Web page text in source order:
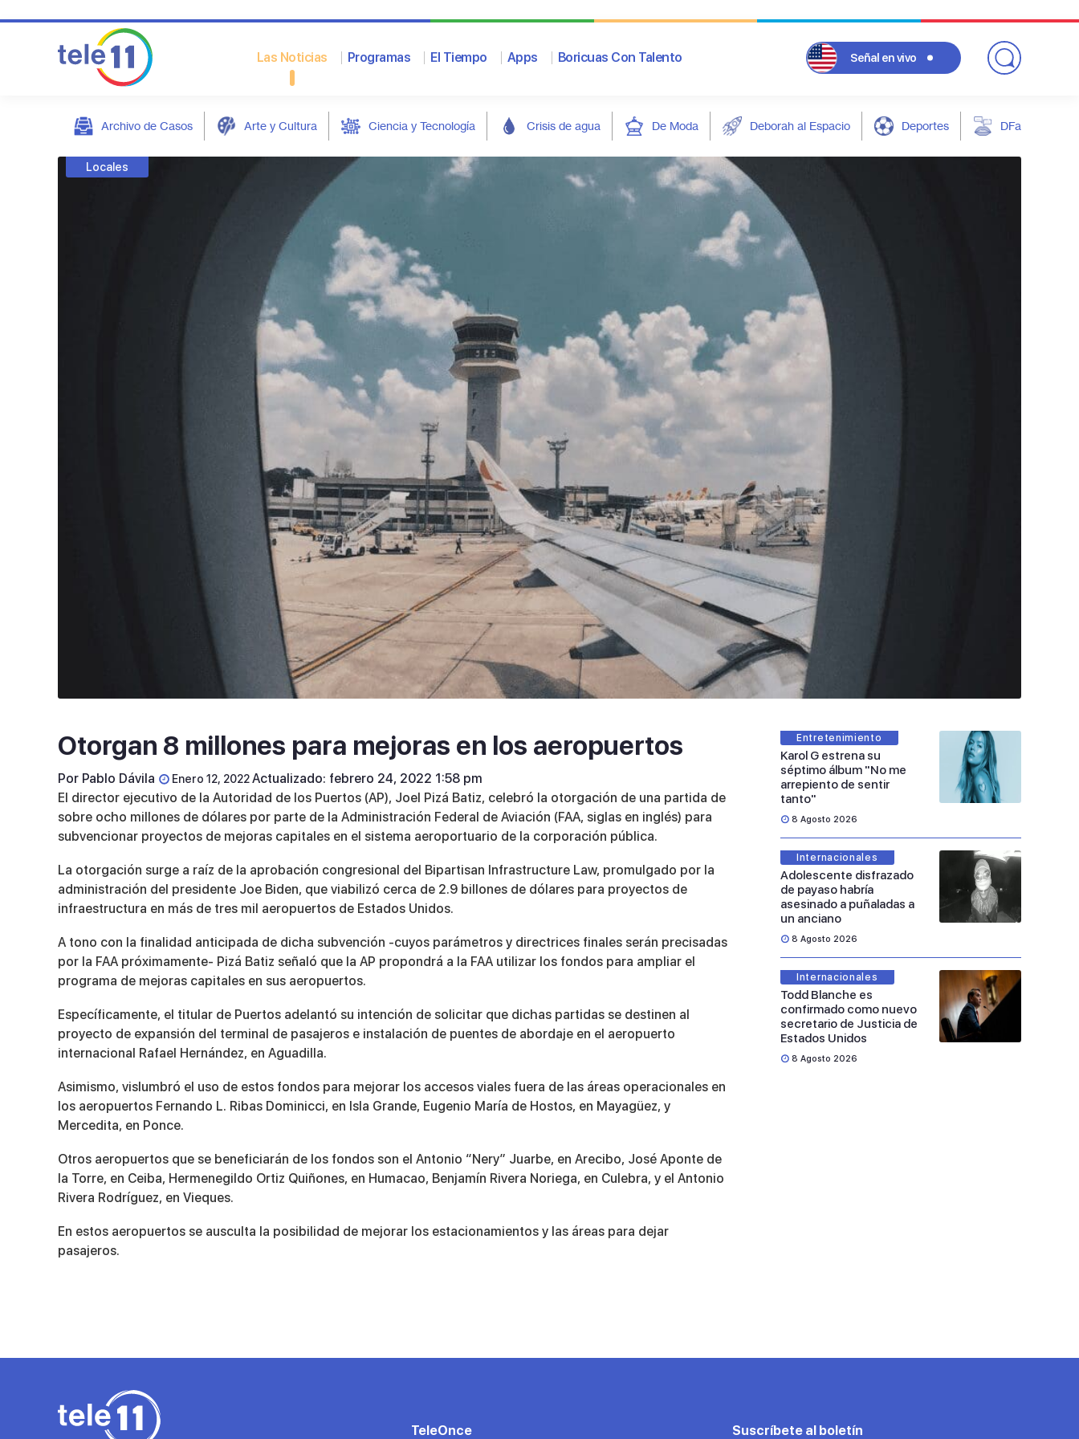
Las Noticias Programas El Tiempo Apps Boricuas Con Talento Señal en vivo
Archivo de Casos Arte y Cultura Ciencia y Tecnología Crisis de agua De Moda Deborah al Espacio Deportes DFarándula
Locales
Otorgan 8 millones para mejoras en los aeropuertos
Por Pablo Dávila Enero 12, 2022Actualizado: febrero 24, 2022 1:58 pm
El director ejecutivo de la Autoridad de los Puertos (AP), Joel Pizá Batiz, celebró la otorgación de una partida de
sobre ocho millones de dólares por parte de la Administración Federal de Aviación (FAA, siglas en inglés) para
subvencionar proyectos de mejoras capitales en el sistema aeroportuario de la corporación pública.
La otorgación surge a raíz de la aprobación congresional del Bipartisan Infrastructure Law, promulgado por la
administración del presidente Joe Biden, que viabilizó cerca de 2.9 billones de dólares para proyectos de
infraestructura en más de tres mil aeropuertos de Estados Unidos.
A tono con la finalidad anticipada de dicha subvención -cuyos parámetros y directrices finales serán precisadas
por la FAA próximamente- Pizá Batiz señaló que la AP propondrá a la FAA utilizar los fondos para ampliar el
programa de mejoras capitales en sus aeropuertos.
Específicamente, el titular de Puertos adelantó su intención de solicitar que dichas partidas se destinen al
proyecto de expansión del terminal de pasajeros e instalación de puentes de abordaje en el aeropuerto
internacional Rafael Hernández, en Aguadilla.
Asimismo, vislumbró el uso de estos fondos para mejorar los accesos viales fuera de las áreas operacionales en
los aeropuertos Fernando L. Ribas Dominicci, en Isla Grande, Eugenio María de Hostos, en Mayagüez, y
Mercedita, en Ponce.
Otros aeropuertos que se beneficiarán de los fondos son el Antonio “Nery” Juarbe, en Arecibo, José Aponte de
la Torre, en Ceiba, Hermenegildo Ortiz Quiñones, en Humacao, Benjamín Rivera Noriega, en Culebra, y el Antonio
Rivera Rodríguez, en Vieques.
En estos aeropuertos se ausculta la posibilidad de mejorar los estacionamientos y las áreas para dejar
pasajeros.
Entretenimiento
Karol G estrena su
séptimo álbum "No me
arrepiento de sentir
tanto"
8 Agosto 2026
Internacionales
Adolescente disfrazado
de payaso habría
asesinado a puñaladas a
un anciano
8 Agosto 2026
Internacionales
Todd Blanche es
confirmado como nuevo
secretario de Justicia de
Estados Unidos
8 Agosto 2026
TeleOnce Suscríbete al boletín